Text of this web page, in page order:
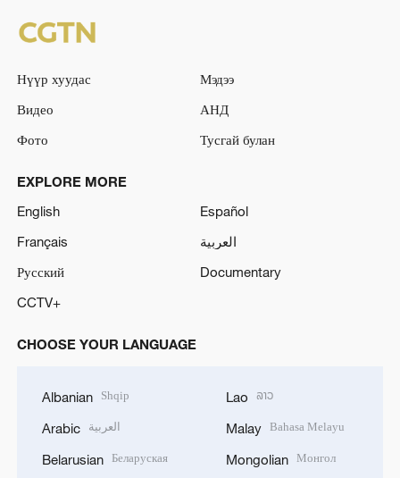
Нүүр хуудас
Мэдээ
Видео
АНД
Фото
Тусгай булан
EXPLORE MORE
English
Español
Français
العربية
Русский
Documentary
CCTV+
CHOOSE YOUR LANGUAGE
Albanian Shqip
Arabic العربية
Belarusian Беларуская
Lao ລາວ
Malay Bahasa Melayu
Mongolian Монгол